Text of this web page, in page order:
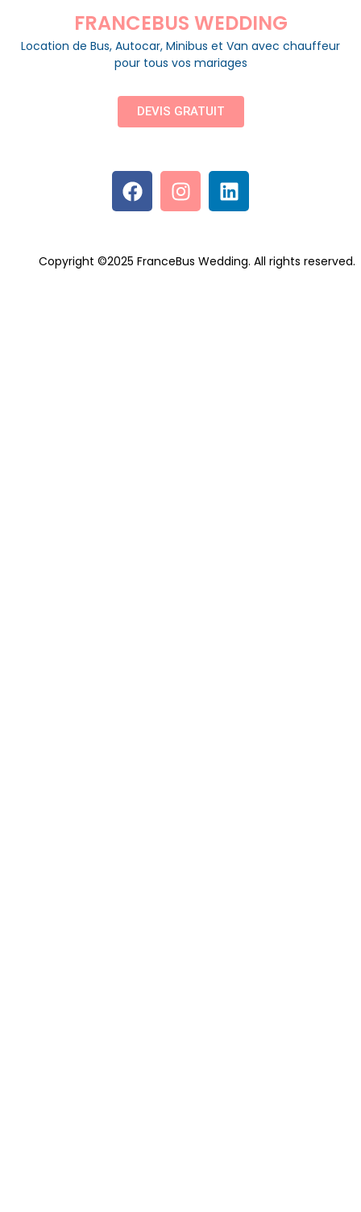
FRANCEBUS WEDDING
Location de Bus, Autocar, Minibus et Van avec chauffeur
pour tous vos mariages
DEVIS GRATUIT
Copyright ©2025 FranceBus Wedding. All rights reserved.